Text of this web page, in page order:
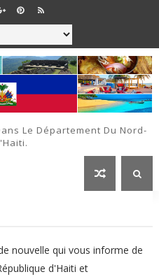
Le Département Du Nord-
nouvelle qui vous informe de
d'Haiti et